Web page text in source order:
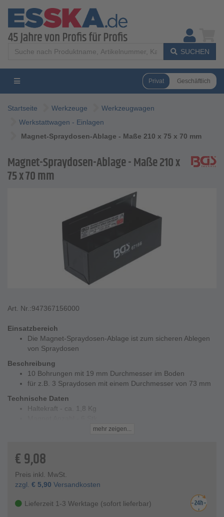
SUCHEN
Privat Geschäftlich
Startseite Werkzeuge
Werkzeugwagen
Werkstattwagen - Einlagen
Magnet-Spraydosen-Ablage - Maße 210 x 75 x 70 mm
Magnet-Spraydosen-Ablage - Maße 210 x
75 x 70 mm
Art. Nr.:947367156000
Einsatzbereich
Die Magnet-Spraydosen-Ablage ist zum sicheren Ablegen
von Spraydosen
Beschreibung
10 Bohrungen mit 19 mm Durchmesser im Boden
für z.B. 3 Spraydosen mit einem Durchmesser von 73 mm
Technische Daten
Haltekraft - ca. 1,8 Kg
Maße - 210 x 75 x 70 mmmehr zeigen...
€9,08
Preis inkl. MwSt.
zzgl. € 5,90 Versandkosten
Lieferzeit 1-3 Werktage (sofort lieferbar)